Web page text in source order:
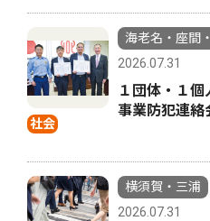
社会
海老名・座間
2026.07.31
１団体・１
事業防犯連絡
横須賀・三浦
2026.07.31